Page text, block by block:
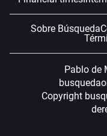
Sobre Búsqueda
Pablo de
Copyright